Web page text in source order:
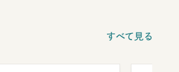
すべて見る